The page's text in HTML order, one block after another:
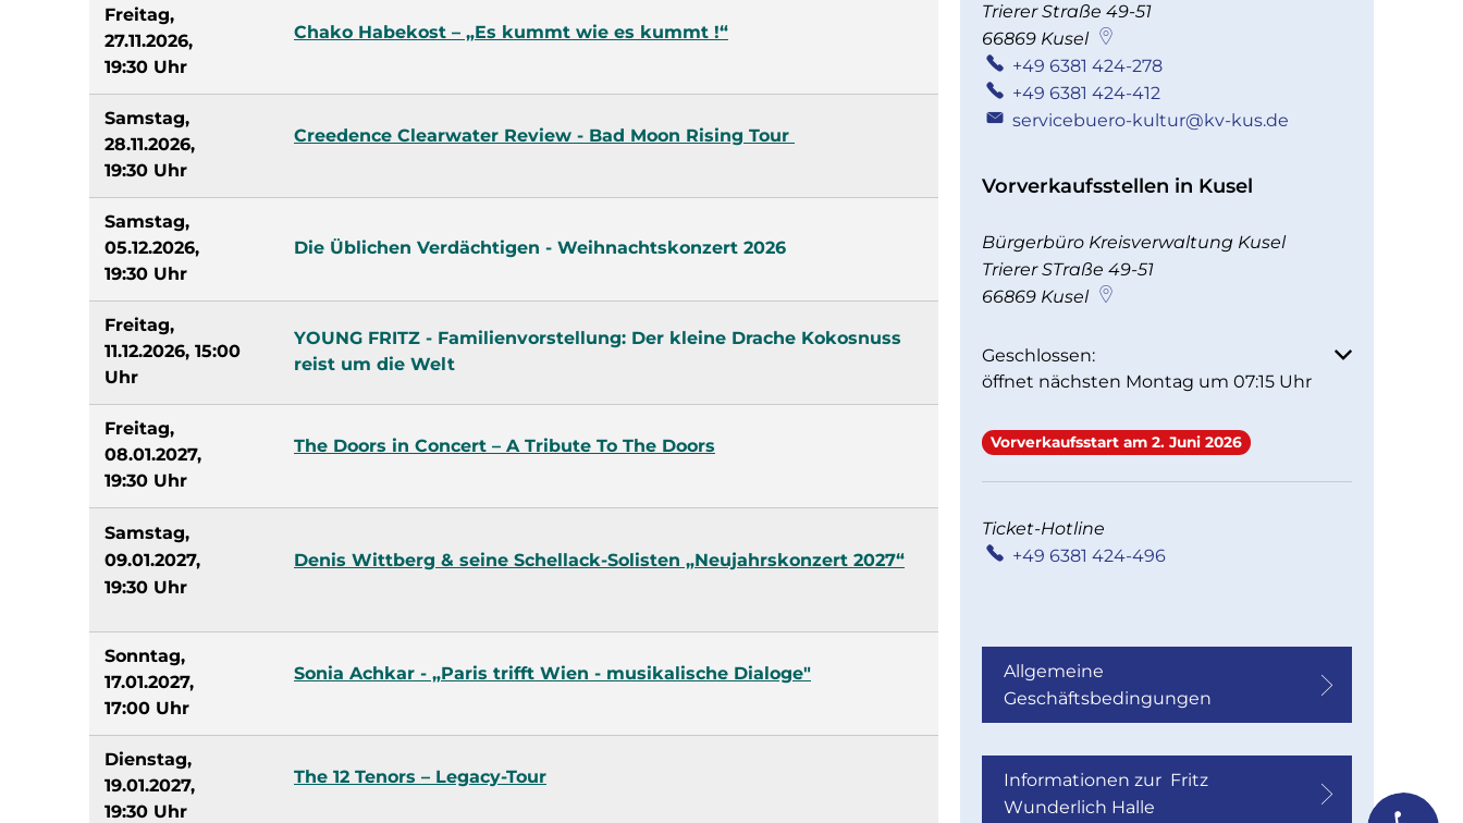
Freitag,
27.11.2026,
19:30 Uhr
Chako Habekost – „Es kummt wie es kummt !“
Samstag,
28.11.2026,
19:30 Uhr
Creedence Clearwater Review - Bad Moon Rising Tour
Samstag,
05.12.2026,
19:30 Uhr
Die Üblichen Verdächtigen - Weihnachtskonzert 2026
Freitag,
11.12.2026, 15:00
Uhr
YOUNG FRITZ - Familienvorstellung: Der kleine Drache Kokosnuss
reist um die Welt
Freitag,
08.01.2027,
19:30 Uhr
The Doors in Concert – A Tribute To The Doors
Samstag,
09.01.2027,
19:30 Uhr
Denis Wittberg & seine Schellack-Solisten „Neujahrskonzert 2027“
Sonntag,
17.01.2027,
17:00 Uhr
Sonia Achkar - „Paris trifft Wien - musikalische Dialoge"
Dienstag,
19.01.2027,
19:30 Uhr
The 12 Tenors – Legacy-Tour
Trierer Straße 49-51
66869 Kusel
+49 6381 424-278
+49 6381 424-412
servicebuero-kultur@kv-kus.de
Vorverkaufsstellen in Kusel
Bürgerbüro Kreisverwaltung Kusel
Trierer STraße 49-51
66869 Kusel
Klicken, um weitere Öffnungs- oder Schließzeiten
Geschlossen:
öffnet nächsten Montag um 07:15 Uhr
Vorverkaufsstart am 2. Juni 2026
Ticket-Hotline
+49 6381 424-496
Allgemeine
Geschäftsbedingungen
Informationen zur Fritz
Wunderlich Halle